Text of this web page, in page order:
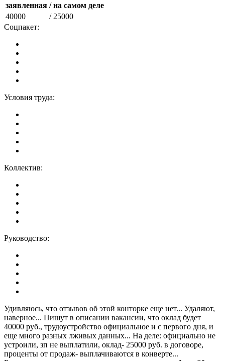
заявленная / на самом деле
40000
/ 25000
Соцпакет:
Условия труда:
Коллектив:
Руководство:
Удивляюсь, что отзывов об этой конторке еще нет... Удаляют,
наверное... Пишут в описании вакансии, что оклад будет
40000 руб., трудоустройство официальное и с первого дня, и
еще много разных лживых данных... На деле: официально не
устроили, зп не выплатили, оклад- 25000 руб. в договоре,
проценты от продаж- выплачиваются в конверте...